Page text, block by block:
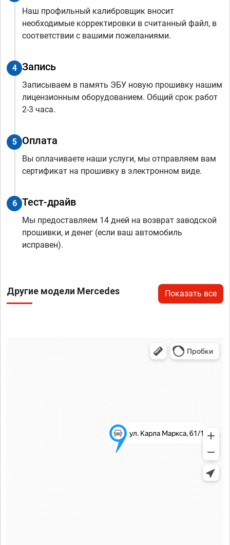
Наш профильный калибровщик вносит
необходимые корректировки в считанный файл, в
соответствии с вашими пожеланиями.
4 Запись
Записываем в память ЭБУ новую прошивку нашим
лицензионным оборудованием. Общий срок работ
2-3 часа.
5 Оплата
Вы оплачиваете наши услуги, мы отправляем вам
сертификат на прошивку в электронном виде.
6 Тест-драйв
Мы предоставляем 14 дней на возврат заводской
прошивки, и денег (если ваш автомобиль
исправен).
Другие модели Mercedes Показать все